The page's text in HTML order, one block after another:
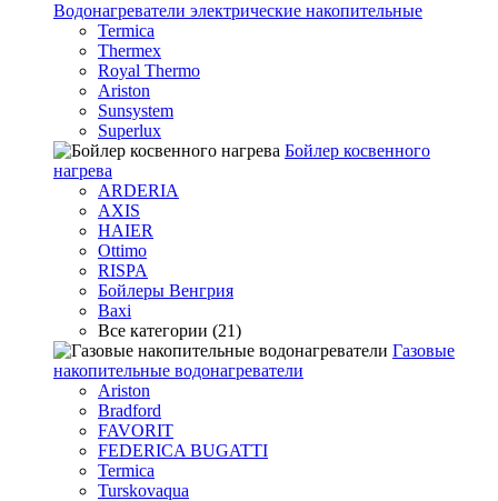
Водонагреватели электрические накопительные
Termica
Thermex
Royal Thermo
Ariston
Sunsystem
Superlux
Бойлер косвенного
нагрева
ARDERIA
AXIS
HAIER
Ottimo
RISPA
Бойлеры Венгрия
Baxi
Все категории (21)
Газовые
накопительные водонагреватели
Ariston
Bradford
FAVORIT
FEDERICA BUGATTI
Termica
Turskovaqua